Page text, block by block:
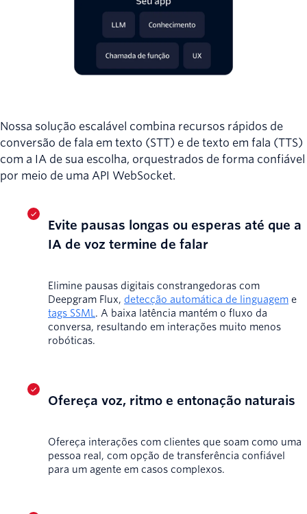
Nossa solução escalável combina recursos rápidos de
conversão de fala em texto (STT) e de texto em fala (TTS)
com a IA de sua escolha, orquestrados de forma confiável
por meio de uma API WebSocket.
Evite pausas longas ou esperas até que a
IA de voz termine de falar
Elimine pausas digitais constrangedoras com
Deepgram Flux, detecção automática de linguagem e
tags SSML . A baixa latência mantém o fluxo da
conversa, resultando em interações muito menos
robóticas.
Ofereça voz, ritmo e entonação naturais
Ofereça interações com clientes que soam como uma
pessoa real, com opção de transferência confiável
para um agente em casos complexos.